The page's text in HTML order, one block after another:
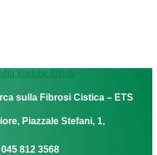
Youtube Tiktok
sulla Fibrosi Cistica – ETS
Piazzale Stefani, 1,
812 3568